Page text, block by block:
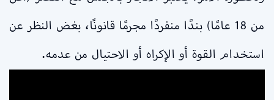
من 18 عامًا) بندًا منفردًا مجرمًا قانونًا، بغض النظر عن
استخدام القوة أو الإكراه أو الاحتيال من عدمه.